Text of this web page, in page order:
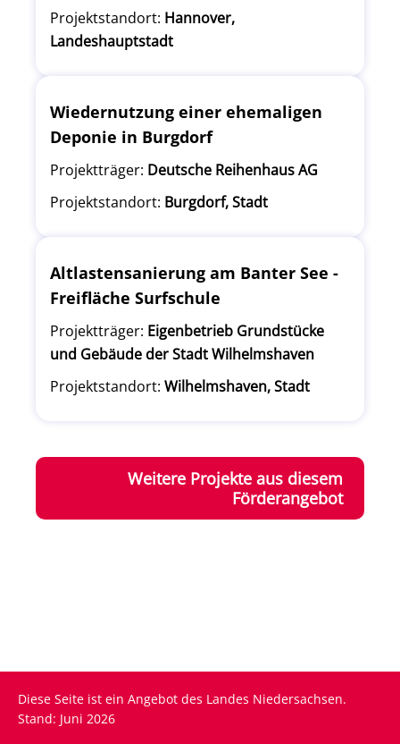
Projektstandort: Hannover,
Landeshauptstadt
Wiedernutzung einer ehemaligen
Deponie in Burgdorf
Projektträger: Deutsche Reihenhaus AG
Projektstandort: Burgdorf, Stadt
Altlastensanierung am Banter See -
Freifläche Surfschule
Projektträger: Eigenbetrieb Grundstücke
und Gebäude der Stadt Wilhelmshaven
Projektstandort: Wilhelmshaven, Stadt
Weitere Projekte aus diesem
Förderangebot
Diese Seite ist ein Angebot des Landes Niedersachsen.
Stand: Juni 2026